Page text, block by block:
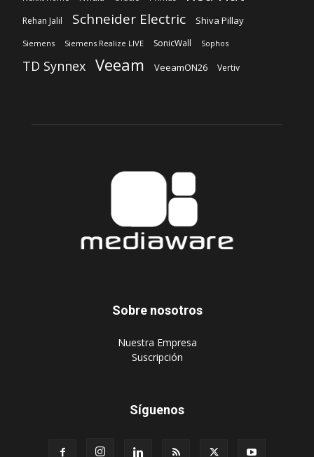
Sobre nosotros
Suscripción Agencias